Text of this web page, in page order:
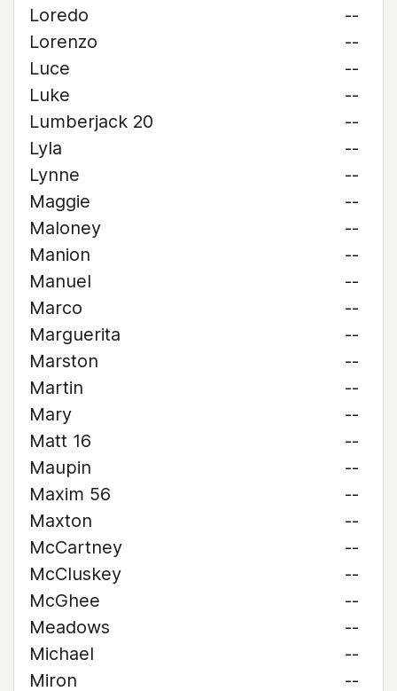
Loredo
--
Lorenzo
--
Luce
--
Luke
--
Lumberjack 20
--
Lyla
--
Lynne
--
Maggie
--
Maloney
--
Manion
--
Manuel
--
Marco
--
Marguerita
--
Marston
--
Martin
--
Mary
--
Matt 16
--
Maupin
--
Maxim 56
--
Maxton
--
McCartney
--
McCluskey
--
McGhee
--
Meadows
--
Michael
--
Miron
--